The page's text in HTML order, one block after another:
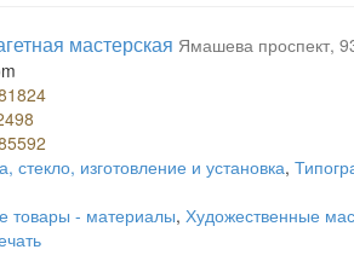
мастерская Ямашева проспект,
стекло, изготовление и установка,
товары - материалы, Художественные